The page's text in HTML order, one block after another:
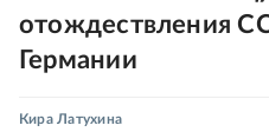
отождествления
Германии
Кира Латухина